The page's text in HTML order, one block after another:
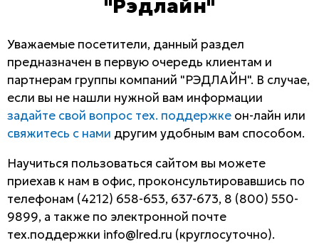
"Рэдлайн"
Уважаемые посетители, данный раздел
предназначен в первую очередь клиентам и
партнерам группы компаний "РЭДЛАЙН". В случае,
если вы не нашли нужной вам информации
задайте свой вопрос тех. поддержке он-лайн или
свяжитесь с нами другим удобным вам способом.
Научиться пользоваться сайтом вы можете
приехав к нам в офис, проконсультировавшись по
телефонам (4212) 658-653, 637-673, 8 (800) 550-
9899, а также по электронной почте
тех.поддержки info@lred.ru (круглосуточно).